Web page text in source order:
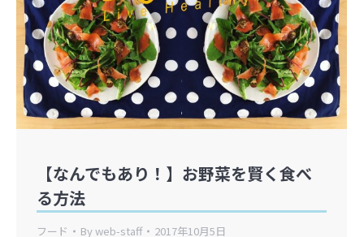
【なんでもあり！】お野菜を賢く食べ
る方法
フード Byweb-staff 2017年10月5日